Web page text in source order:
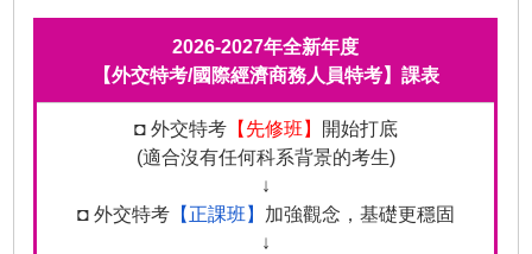
2026-2027年全新年度
【外交特考/國際經濟商務人員特考】課表
◘ 外交特考【先修班】
開始打底
(適合沒有任何科系背景的考生)
↓
◘ 外交特考【正課班】 加強觀念，基礎更穩固
↓